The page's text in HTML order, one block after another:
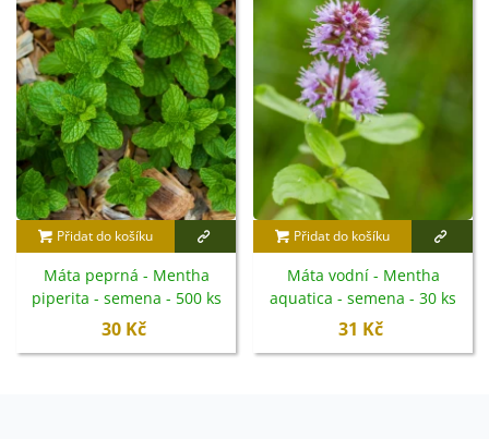
Přidat do košíku
Máta peprná - Mentha
piperita - semena - 500 ks
30 Kč
Přidat do košíku
Máta vodní - Mentha
aquatica - semena - 30 ks
31 Kč